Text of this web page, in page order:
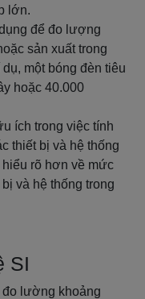
lớn.
để đo lượng
sản xuất trong
một bóng đèn tiêu
hoặc 40.000
ích trong việc tính
thiết bị và hệ thống
hiểu rõ hơn về mức
và hệ thống trong
SI
lường khoảng